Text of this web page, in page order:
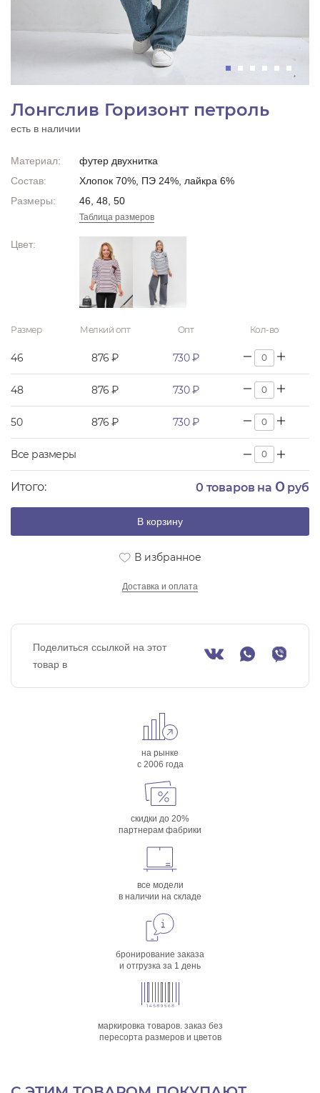
Лонгслив Горизонт петроль
есть в наличии
Материал:
футер двухнитка
Состав:
Хлопок 70%, ПЭ 24%, лайкра 6%
Размеры:
46, 48, 50
Таблица размеров
Цвет:
Размер Мелкий опт Опт Кол-во
46 876 ₽ 730 ₽
48 876 ₽ 730 ₽
50 876 ₽ 730 ₽
Все размеры
Итого: 0 товаров на 0руб
В корзину
В избранное
Доставка и оплата
Поделиться ссылкой на этот
товар в
на рынке
с 2006 года
скидки до 20%
партнерам фабрики
все модели
в наличии на складе
бронирование заказа
и отгрузка за 1 день
маркировка товаров. заказ без
пересорта размеров и цветов